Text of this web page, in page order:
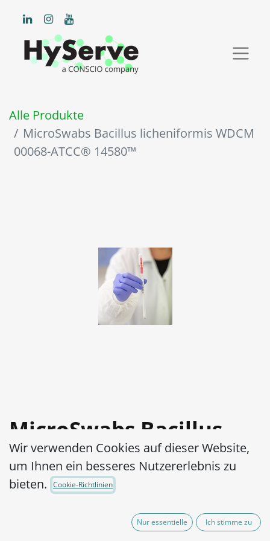
Alle Produkte
MicroSwabs Bacillus licheniformis WDCM
00068-ATCC® 14580™
MicroSwabs Bacillus
licheniformis WDCM
00068-ATCC® 14580™
Wir verwenden Cookies auf dieser Website,
um Ihnen ein besseres Nutzererlebnis zu
bieten.
Cookie-Richtlinien
Nur essentielle Ich stimme zu